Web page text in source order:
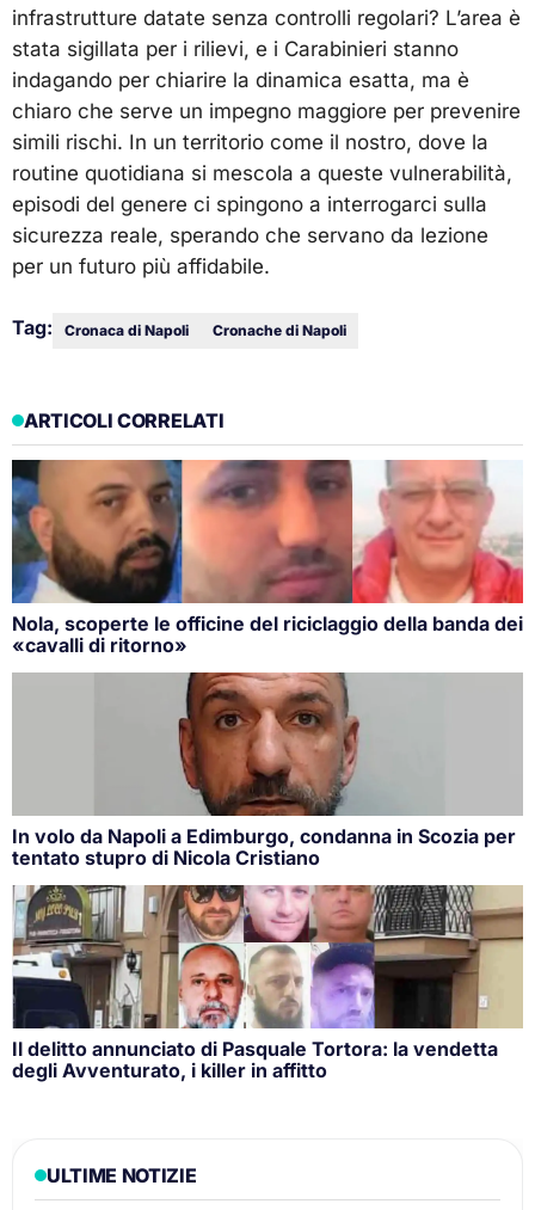
infrastrutture datate senza controlli regolari? L’area è
stata sigillata per i rilievi, e i Carabinieri stanno
indagando per chiarire la dinamica esatta, ma è
chiaro che serve un impegno maggiore per prevenire
simili rischi. In un territorio come il nostro, dove la
routine quotidiana si mescola a queste vulnerabilità,
episodi del genere ci spingono a interrogarci sulla
sicurezza reale, sperando che servano da lezione
per un futuro più affidabile.
Tag: Cronaca di Napoli Cronache di Napoli
ARTICOLI CORRELATI
Nola, scoperte le officine del riciclaggio della banda dei
«cavalli di ritorno»
In volo da Napoli a Edimburgo, condanna in Scozia per
tentato stupro di Nicola Cristiano
Il delitto annunciato di Pasquale Tortora: la vendetta
degli Avventurato, i killer in affitto
ULTIME NOTIZIE